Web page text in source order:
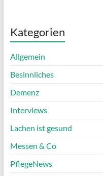
Kategorien
Allgemein
Besinnliches
Demenz
Interviews
Lachen ist gesund
Messen & Co
PflegeNews